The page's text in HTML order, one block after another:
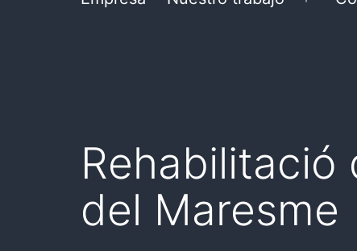
Abrir
Rehabilitació
del Maresme